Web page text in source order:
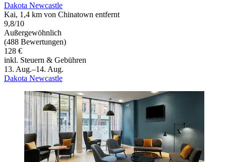
Dakota Newcastle
Kai, 1,4 km von Chinatown entfernt
9,8/10
Außergewöhnlich
(488 Bewertungen)
128 €
inkl. Steuern & Gebühren
13. Aug.–14. Aug.
Dakota Newcastle